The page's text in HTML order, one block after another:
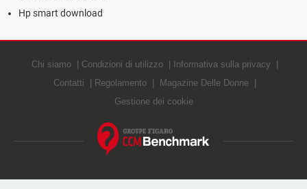
Hp smart download
Chi siamo Condizioni di utilizzo
Informativa sulla privacy
Contatti
Regolamento
Magazine Delle Donne
Gestione dei cookie